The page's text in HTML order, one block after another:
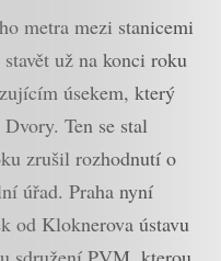
metra mezi stanicemi
už na konci roku
úsekem, který
Ten se stal
zrušil rozhodnutí o
úřad. Praha nyní
od Kloknerova ústavu